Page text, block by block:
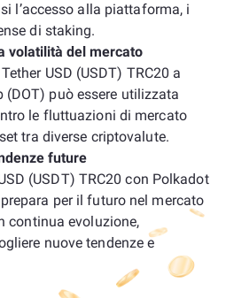
l’accesso alla piattaforma, i
di staking.
volatilità del mercato
USD (USDT) TRC20 a
(DOT) può essere utilizzata
le fluttuazioni di mercato
tra diverse criptovalute.
future
(USDT) TRC20 con Polkadot
per il futuro nel mercato
continua evoluzione,
nuove tendenze e